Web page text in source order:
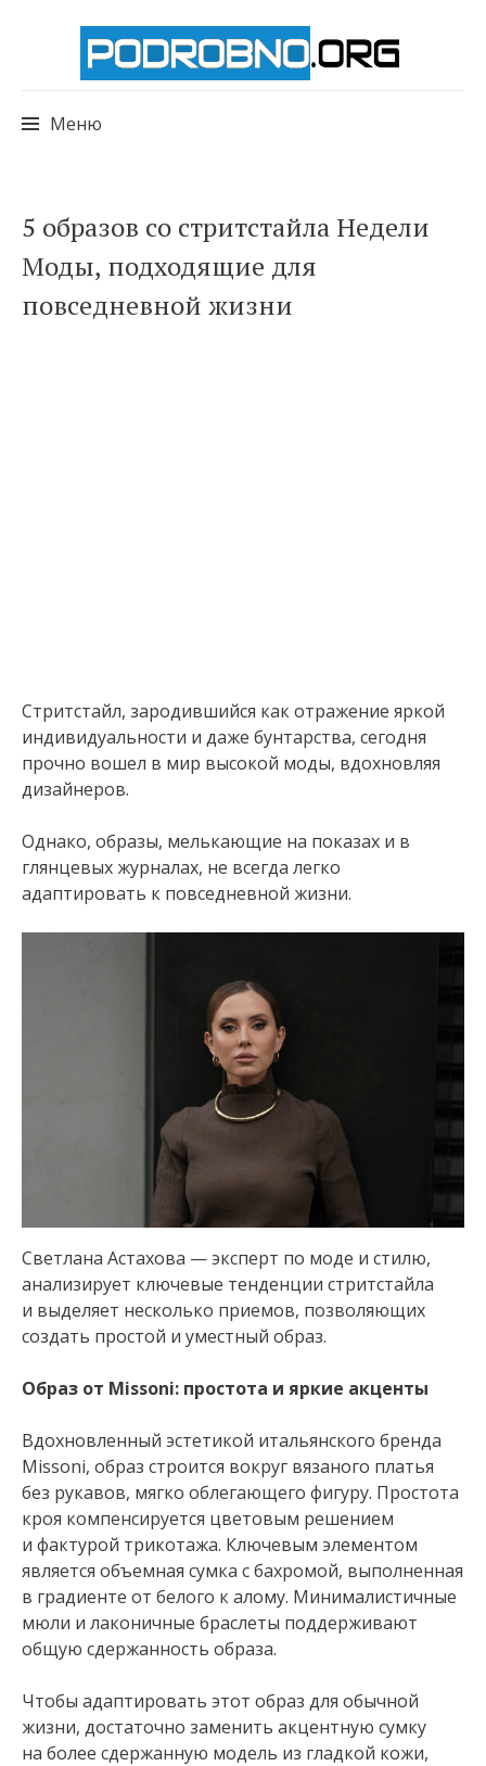
Меню
к
содержимому
5 образов со стритстайла Недели
Моды, подходящие для
повседневной жизни
Стритстайл, зародившийся как отражение яркой
индивидуальности и даже бунтарства, сегодня
прочно вошел в мир высокой моды, вдохновляя
дизайнеров.
Однако, образы, мелькающие на показах и в
глянцевых журналах, не всегда легко
адаптировать к повседневной жизни.
Светлана Астахова — эксперт по моде и стилю,
анализирует ключевые тенденции стритстайла
и выделяет несколько приемов, позволяющих
создать простой и уместный образ.
Образ от Missoni: простота и яркие акценты
Вдохновленный эстетикой итальянского бренда
Missoni, образ строится вокруг вязаного платья
без рукавов, мягко облегающего фигуру. Простота
кроя компенсируется цветовым решением
и фактурой трикотажа. Ключевым элементом
является объемная сумка с бахромой, выполненная
в градиенте от белого к алому. Минималистичные
мюли и лаконичные браслеты поддерживают
общую сдержанность образа.
Чтобы адаптировать этот образ для обычной
жизни, достаточно заменить акцентную сумку
на более сдержанную модель из гладкой кожи,